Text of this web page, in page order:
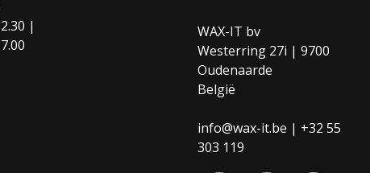
WAX-IT bv
Westerring 27i | 9700
Oudenaarde
België
info@wax-it.be | +32 55
303 119
|